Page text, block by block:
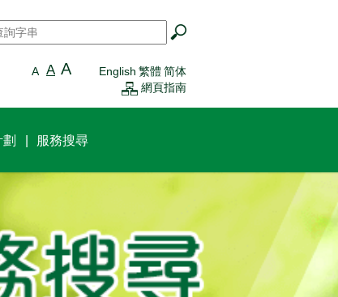
A A A English 繁體 简体
網頁指南
劃 服務搜尋